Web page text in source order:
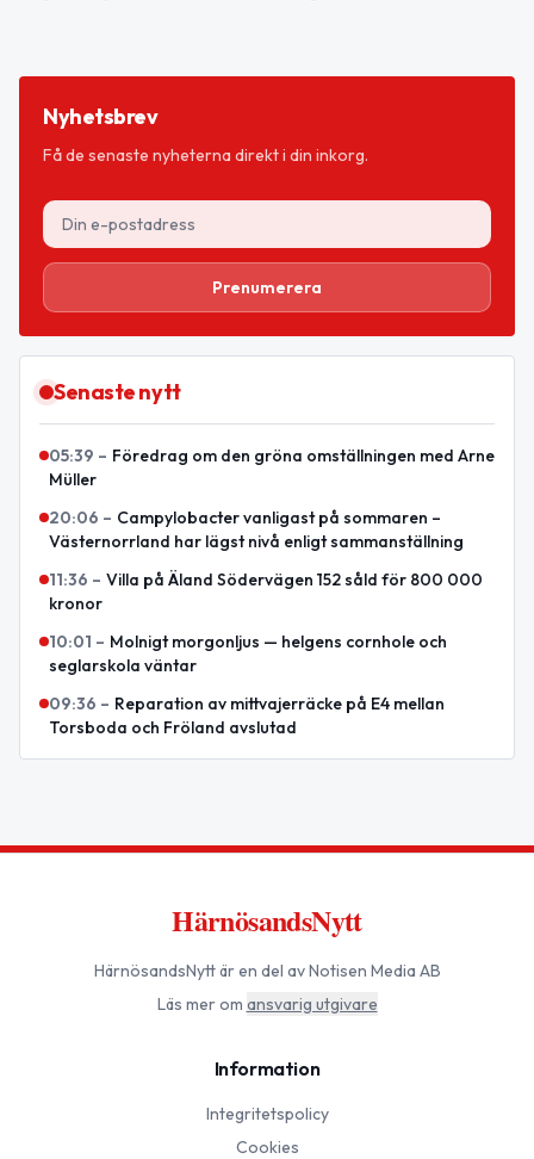
Nyhetsbrev
Få de senaste nyheterna direkt i din inkorg.
Prenumerera
Senaste nytt
05:39 – Föredrag om den gröna omställningen med Arne
Müller
20:06 – Campylobacter vanligast på sommaren –
Västernorrland har lägst nivå enligt sammanställning
11:36 – Villa på Äland Södervägen 152 såld för 800 000
kronor
10:01 – Molnigt morgonljus — helgens cornhole och
seglarskola väntar
09:36 – Reparation av mittvajerräcke på E4 mellan
Torsboda och Fröland avslutad
HärnösandsNytt
HärnösandsNyttär en del av Notisen Media AB
Läs mer om ansvarig utgivare
Information
Integritetspolicy
Cookies